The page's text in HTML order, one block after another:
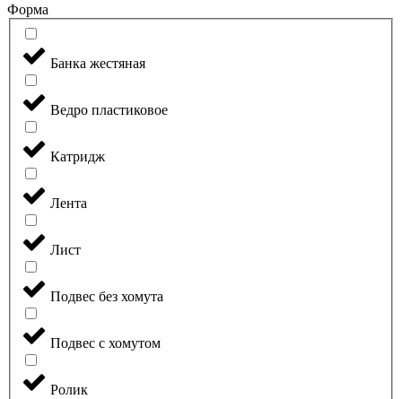
Форма
Банка жестяная
Ведро пластиковое
Катридж
Лента
Лист
Подвес без хомута
Подвес с хомутом
Ролик